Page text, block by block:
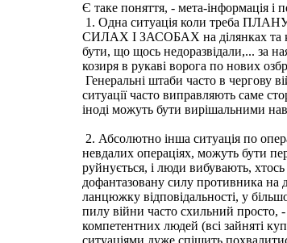
Є таке поняття, - мета-
1. Одна ситуація коли треба
СИЛАХ І ЗАСОБАХ на ділянках та
бути, що щось недоразвідали,... за
козиря в рукаві ворога по нових
Генеральні штаби часто в чергову
ситуації часто виправляють саме
іноді можуть бути вирішальними
2. Абсолютно інша ситуація по
невдалих операціях, можуть бути
руйнується, і люди вибувають,
дофантазовану силу противника на
ланцюжку відповідальності, у
пилу війни часто схильний просто, -
компетентних людей (всі зайняті